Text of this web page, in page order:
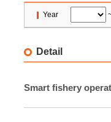
Year
Detail
Smart fishery